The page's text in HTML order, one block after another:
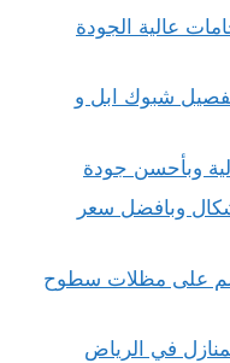
عالية الجودة
شبوك ابل و
وبأحسن جودة
وبافضل سعر
بالرياض 50% خصم على مظلات سطوح
في الرياض